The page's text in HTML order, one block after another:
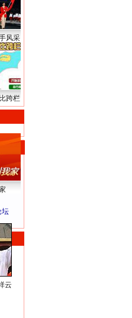
风采
跨栏
坛
云